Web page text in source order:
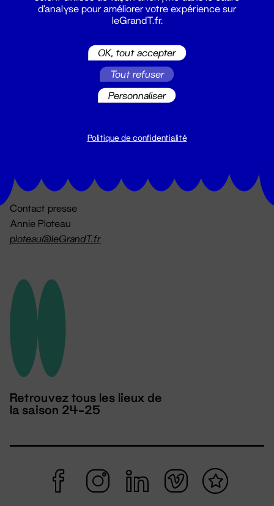
billetterie@leGrandT.fr
Contact presse
Annie Ploteau
ploteau@leGrandT.fr
Retrouvez tous les lieux de
la saison 24-25
d'analyse pour améliorer votre expérience sur
leGrandT.fr.
OK, tout accepter
Tout refuser
Personnaliser
Politique de confidentialité